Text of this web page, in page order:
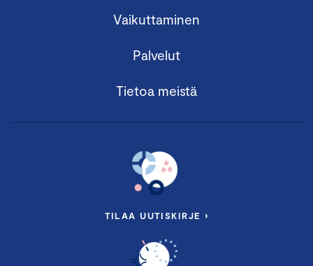
Vaikuttaminen
Palvelut
Tietoa meistä
TILAA UUTISKIRJE ›